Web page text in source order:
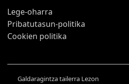
Lege-oharra
Pribatutasun-politika
Cookien politika
Galdaragintza tailerra Lezon